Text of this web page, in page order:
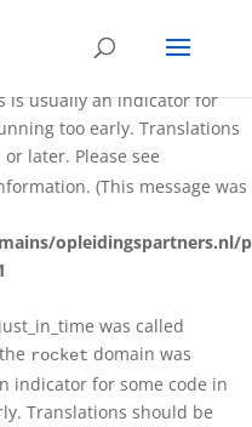
was called
is usually an indicator for
too early. Translations
later. Please see
(This message was
opleidingspartners.nl/
was called
rocket domain was
indicator for some code in
Translations should be